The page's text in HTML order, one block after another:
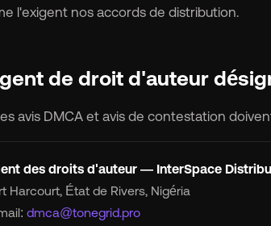
l'exigent nos accords de distribution.
de droit d'auteur
avis DMCA et avis de contestation
des droits d'auteur — InterSpace
Harcourt, État de Rivers, Nigéria
dmca@tonegrid.pro